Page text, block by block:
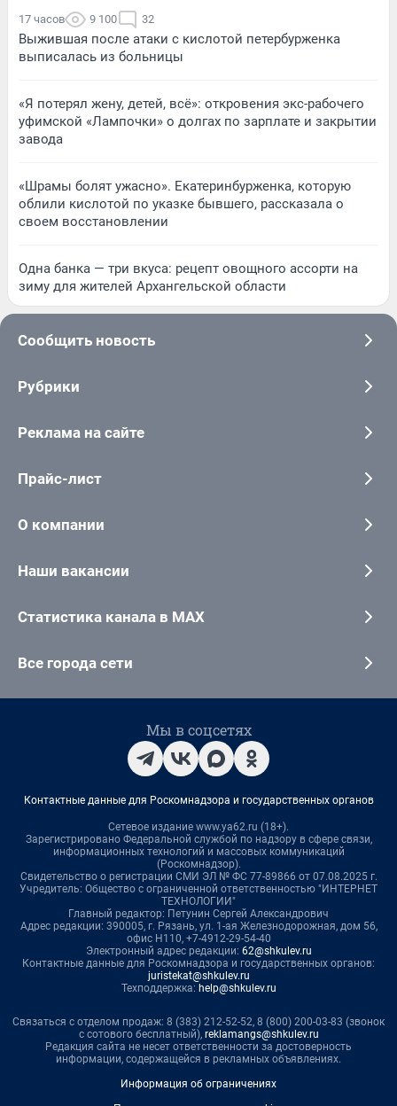
17 часов 9 100 32
Выжившая после атаки с кислотой петербурженка
выписалась из больницы
«Я потерял жену, детей, всё»: откровения экс-рабочего
уфимской «Лампочки» о долгах по зарплате и закрытии
завода
«Шрамы болят ужасно». Екатеринбурженка, которую
облили кислотой по указке бывшего, рассказала о
своем восстановлении
Одна банка — три вкуса: рецепт овощного ассорти на
зиму для жителей Архангельской области
Сообщить новость
Рубрики
Реклама на сайте
Прайс-лист
О компании
Наши вакансии
Статистика канала в MAX
Все города сети
Мы в соцсетях
Контактные данные для Роскомнадзора и государственных органов
Сетевое издание www.ya62.ru (18+).
Зарегистрировано Федеральной службой по надзору в сфере связи,
информационных технологий и массовых коммуникаций
(Роскомнадзор).
Свидетельство о регистрации СМИ ЭЛ № ФС 77-89866 от 07.08.2025 г.
Учредитель: Общество с ограниченной ответственностью "ИНТЕРНЕТ
ТЕХНОЛОГИИ"
Главный редактор: Петунин Сергей Александрович
Адрес редакции: 390005, г. Рязань, ул. 1-ая Железнодорожная, дом 56,
офис Н110, +7-4912-29-54-40
Электронный адрес редакции: 62@shkulev.ru
Контактные данные для Роскомнадзора и государственных органов:
juristekat@shkulev.ru
Техподдержка: help@shkulev.ru
Связаться с отделом продаж: 8 (383) 212-52-52, 8 (800) 200-03-83 (звонок
с сотового бесплатный), reklamangs@shkulev.ru
Редакция сайта не несет ответственности за достоверность
информации, содержащейся в рекламных объявлениях.
Информация об ограничениях